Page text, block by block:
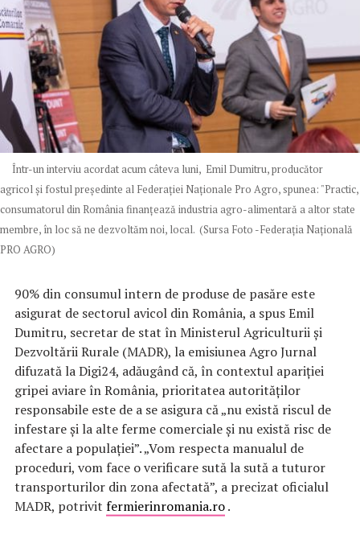
Într-un interviu acordat acum câteva luni, Emil Dumitru, producător
agricol și fostul președinte al Federaţiei Naţionale Pro Agro, spunea: "Practic,
consumatorul din România finanțează industria agro-alimentară a altor state
membre, în loc să ne dezvoltăm noi, local. (Sursa Foto -Federaţia Naţională
PRO AGRO)
90% din consumul intern de produse de pasăre este
asigurat de sectorul avicol din România, a spus Emil
Dumitru, secretar de stat în Ministerul Agriculturii și
Dezvoltării Rurale (MADR), la emisiunea Agro Jurnal
difuzată la Digi24, adăugând că, în contextul apariției
gripei aviare în România, prioritatea autorităților
responsabile este de a se asigura că „nu există riscul de
infestare și la alte ferme comerciale și nu există risc de
afectare a populației”. „Vom respecta manualul de
proceduri, vom face o verificare sută la sută a tuturor
transporturilor din zona afectată”, a precizat oficialul
MADR, potrivit fermierinromania.ro.